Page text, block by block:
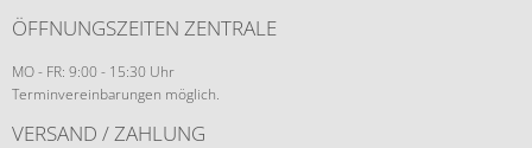
ÖFFNUNGSZEITEN ZENTRALE
MO - FR: 9:00 - 15:30 Uhr
Terminvereinbarungen möglich.
VERSAND / ZAHLUNG